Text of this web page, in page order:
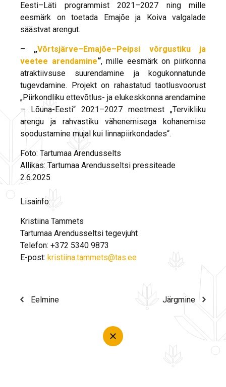
Eesti–Läti programmist 2021–2027 ning mille
eesmärk on toetada Emajõe ja Koiva valgalade
säästvat arengut.
– „Võrtsjärve–Emajõe–Peipsi võrgustiku ja
veetee arendamine“, mille eesmärk on piirkonna
atraktiivsuse suurendamine ja kogukonnatunde
tugevdamine. Projekt on rahastatud taotlusvoorust
„Piirkondliku ettevõtlus- ja elukeskkonna arendamine
– Lõuna-Eesti“ 2021–2027 meetmest „Tervikliku
arengu ja rahvastiku vähenemisega kohanemise
soodustamine mujal kui linnapiirkondades“.
Foto: Tartumaa Arendusselts
Allikas: Tartumaa Arendusseltsi pressiteade
2.6.2025
Lisainfo:
Kristiina Tammets
Tartumaa Arendusseltsi tegevjuht
Telefon: +372 5340 9873
E-post: kristiina.tammets@tas.ee
Eelmine Järgmine